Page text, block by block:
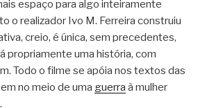
espaço para algo inteiramente
o realizador Ivo M. Ferreira construiu
creio, é única, sem precedentes,
propriamente uma história, com
Todo o filme se apóia nos textos das
no meio de uma guerra à mulher